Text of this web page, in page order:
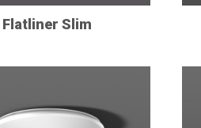
Flatliner Slim